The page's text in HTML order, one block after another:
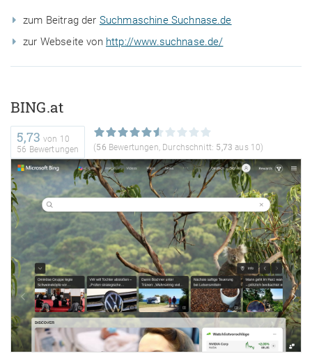
zum Beitrag der Suchmaschine Suchnase.de
zur Webseite von http://www.suchnase.de/
BING.at
5,73 von 10
56 Bewertungen
(56 Bewertungen, Durchschnitt: 5,73 aus 10)